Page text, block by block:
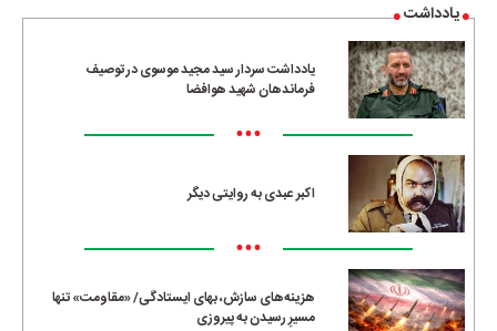
یادداشت
یادداشت سردار سید مجید موسوی در توصیف
فرماندهان شهید هوافضا
•••
اکبر عبدی به روایتی دیگر
•••
هزینه‌های سازش، بهای ایستادگی/ «مقاومت» تنها
مسیرِ رسیدن به پیروزی